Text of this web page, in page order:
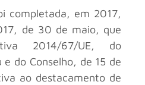
completada, em 2017,
de 30 de maio, que
2014/67/UE, do
do Conselho, de 15 de
ao destacamento de